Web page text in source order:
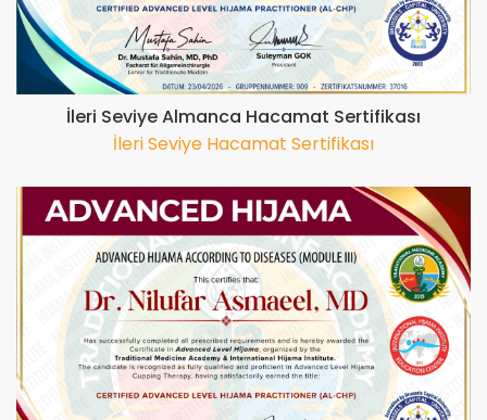
İleri Seviye Almanca Hacamat Sertifikası
İleri Seviye Hacamat Sertifikası